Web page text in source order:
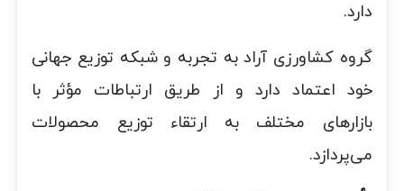
دارد.
گروه کشاورزی آراد به تجربه و شبکه توزیع جهانی
خود اعتماد دارد و از طریق ارتباطات مؤثر با
بازارهای مختلف به ارتقاء توزیع محصولات
می‌پردازد.